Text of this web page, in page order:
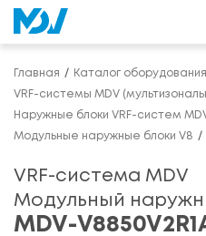
Главная Каталог оборудования
VRF-системы MDV
Наружные блоки VRF-систем
Модульные наружные блоки V8
VRF-система MDV
Модульный
MDV-